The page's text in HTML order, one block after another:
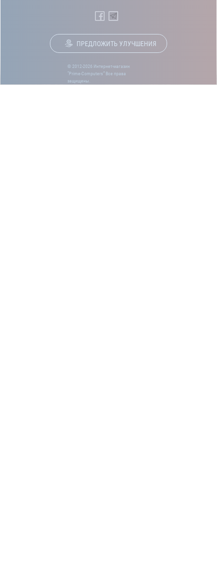
ПРЕДЛОЖИТЬ УЛУЧШЕНИЯ
© 2012-2026 Интернет-магазин
“Prime-Computers” Все права
защищены.